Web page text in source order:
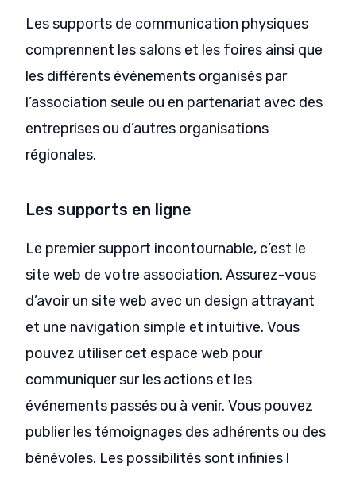
Les supports de communication physiques
comprennent les salons et les foires ainsi que
les différents événements organisés par
l’association seule ou en partenariat avec des
entreprises ou d’autres organisations
régionales.
Les supports en ligne
Le premier support incontournable, c’est le
site web de votre association. Assurez-vous
d’avoir un site web avec un design attrayant
et une navigation simple et intuitive. Vous
pouvez utiliser cet espace web pour
communiquer sur les actions et les
événements passés ou à venir. Vous pouvez
publier les témoignages des adhérents ou des
bénévoles. Les possibilités sont infinies !